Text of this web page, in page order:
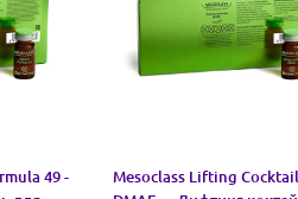
49 -
Mesoclass Lifting Cocktail